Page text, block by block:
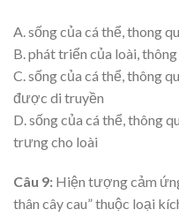
A. sống của cá thể, thong
B. phát triển của loài,
C. sống của cá thể, thông
được di truyền
D. sống của cá thể, thông
trưng cho loài
Câu 9: Hiện tượng cảm
thân cây cau” thuộc loại